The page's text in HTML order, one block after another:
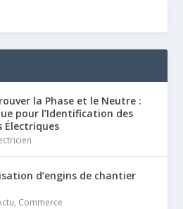
la Phase et le Neutre :
pour l’Identification des
Électriques
d’engins de chantier
, Commerce